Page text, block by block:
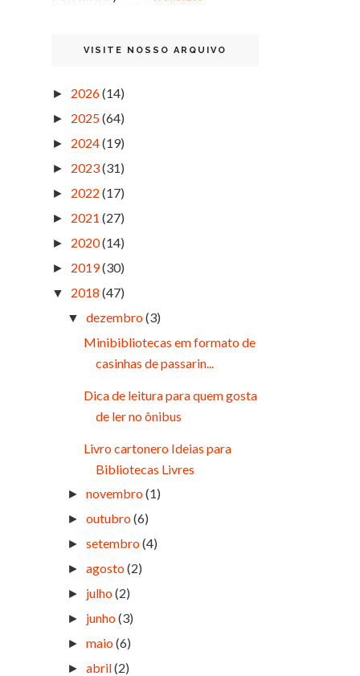
VISITE NOSSO ARQUIVO
► 2026(14)
► 2025(64)
► 2024(19)
► 2023(31)
► 2022 (17)
► 2021 (27)
► 2020(14)
► 2019(30)
▼ 2018 (47)
▼ dezembro(3)
Minibibliotecas em formato de
casinhas de passarin...
Dica de leitura para quem gosta
de ler no ônibus
Livro cartonero Ideias para
Bibliotecas Livres
►novembro(1)
►outubro(6)
►setembro(4)
►agosto(2)
► julho(2)
► junho(3)
►maio(6)
►abril(2)